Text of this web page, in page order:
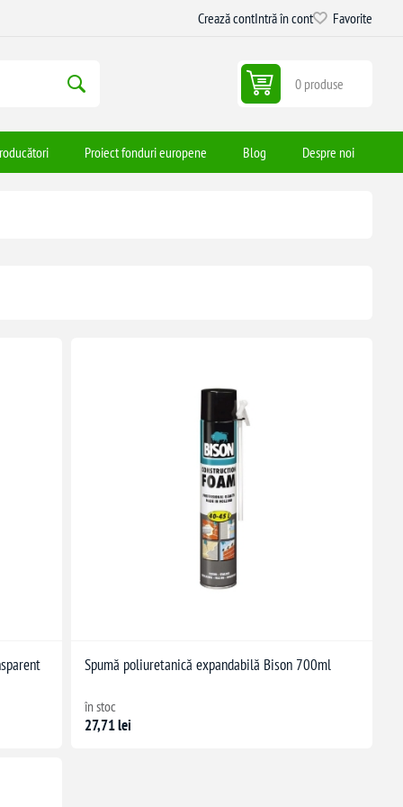
Crează contIntră în cont Favorite
0 produse
Proiect fonduri europene Blog Despre noi
Spumă poliuretanică expandabilă Bison 700ml
în stoc
27,71 lei